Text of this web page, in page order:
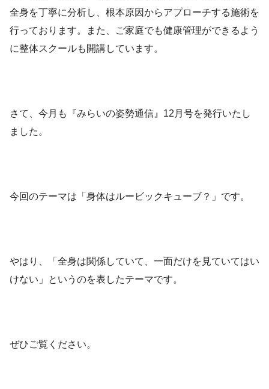
全身を丁寧に分析し、根本原因からアプローチする施術を
行っております。また、ご家庭でも健康管理ができるよう
に整体スクールも開講しています。
さて、今月も『みらいの姿勢通信』12月号を発行いたし
ました。
今回のテーマは「身体はルービックキューブ？」です。
やはり、「全身は関係していて、一面だけを見ていてはい
けない」というのを表したテーマです。
ぜひご覧ください。